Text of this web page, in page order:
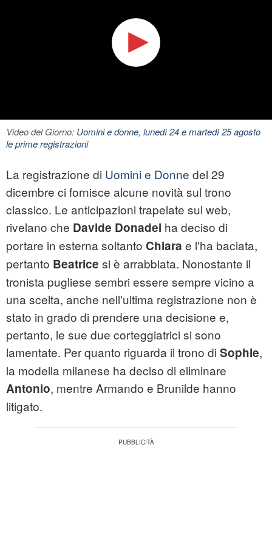
Video del Giorno: Uomini e donne, lunedì 24 e martedì 25 agosto
le prime registrazioni
La registrazione di Uomini e Donne del 29
dicembre ci fornisce alcune novità sul trono
classico. Le anticipazioni trapelate sul web,
rivelano che Davide Donadei ha deciso di
portare in esterna soltanto Chiara e l'ha baciata,
pertanto Beatrice si è arrabbiata. Nonostante il
tronista pugliese sembri essere sempre vicino a
una scelta, anche nell'ultima registrazione non è
stato in grado di prendere una decisione e,
pertanto, le sue due corteggiatrici si sono
lamentate. Per quanto riguarda il trono di Sophie,
la modella milanese ha deciso di eliminare
Antonio, mentre Armando e Brunilde hanno
litigato.